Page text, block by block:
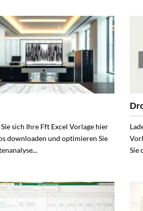
sich Ihre Fft Excel Vorlage hier
downloaden und optimieren Sie
Sie